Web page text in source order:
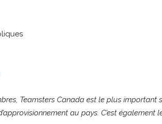
Teamsters Canada est le plus important
au pays. C’est